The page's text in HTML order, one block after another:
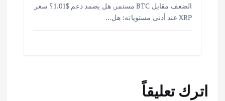
الضعف مقابل BTC مستمر. هل يصمد دعم $1.01؟ سعر
XRP عند أدنى مستوياته: هل…
اترك تعليقاً